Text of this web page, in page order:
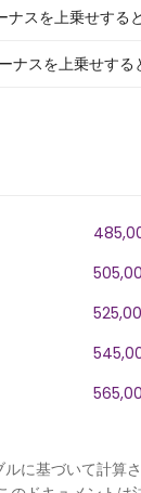
スを上乗せする
スを上乗せする
に基づいて計算